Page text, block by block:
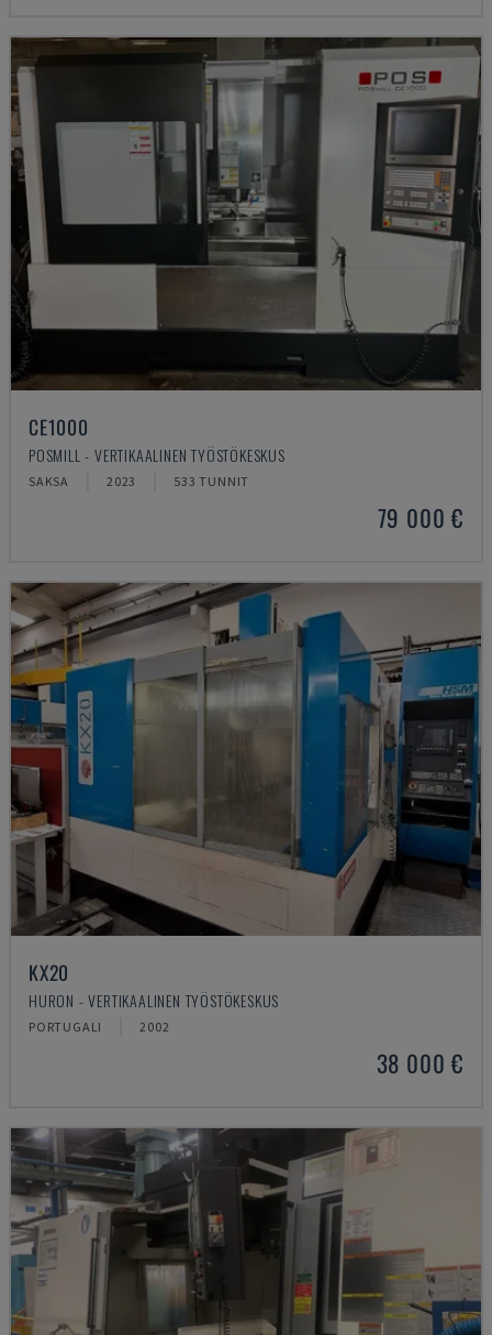
CE1000
POSMILL - VERTIKAALINEN TYÖSTÖKESKUS
SAKSA 2023 533 TUNNIT
79 000 €
KX20
HURON - VERTIKAALINEN TYÖSTÖKESKUS
PORTUGALI 2002
38 000 €